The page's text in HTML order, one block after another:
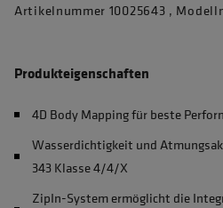
Artikelnummer 10025643 ,
Produkteigenschaften
4D Body Mapping für beste
Wasserdichtigkeit und
343 Klasse 4/4/X
ZipIn-System ermöglicht die